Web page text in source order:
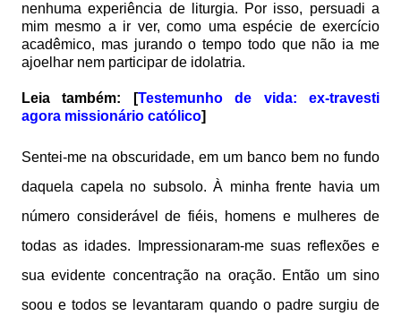
nenhuma experiência de liturgia. Por isso, persuadi a
mim mesmo a ir ver, como uma espécie de exercício
acadêmico, mas jurando o tempo todo que não ia me
ajoelhar nem participar de idolatria.
Leia também: [Testemunho de vida: ex-travesti
agora missionário católico]
Sentei-me na obscuridade, em um banco bem no fundo
daquela capela no subsolo. À minha frente havia um
número considerável de fiéis, homens e mulheres de
todas as idades. Impressionaram-me suas reflexões e
sua evidente concentração na oração. Então um sino
soou e todos se levantaram quando o padre surgiu de